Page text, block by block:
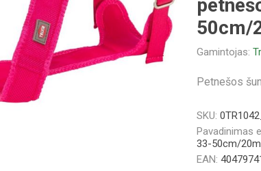
50cm/
Gamintojas:
Petnešos
SKU:
Pavadinimas
33-50cm/
EAN: